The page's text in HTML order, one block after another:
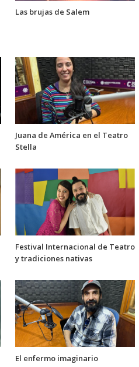
Las brujas de Salem
Juana de América en el Teatro
Stella
Festival Internacional de Teatro
y tradiciones nativas
El enfermo imaginario